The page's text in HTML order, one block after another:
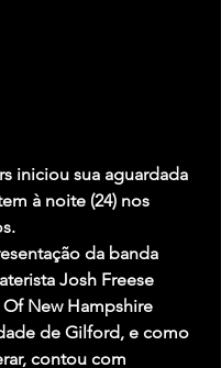
iniciou sua aguardada
à noite (24) nos
da banda
Josh Freese
New Hampshire
de Gilford, e como
contou com